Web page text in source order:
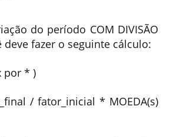
do período COM DIVISÃO
deve fazer o seguinte cálculo:
por * )
/ fator_inicial * MOEDA(s)